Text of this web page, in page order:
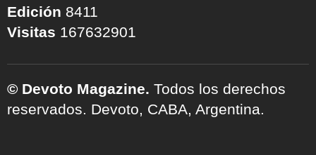
Edición 8411
Visitas 167632901
© Devoto Magazine. Todos los derechos
reservados. Devoto, CABA, Argentina.